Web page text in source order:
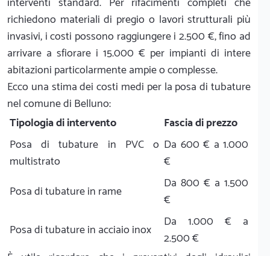
richiedono materiali di pregio o lavori strutturali più
invasivi, i costi possono raggiungere i 2.500 €, fino ad
arrivare a sfiorare i 15.000 € per impianti di intere
abitazioni particolarmente ampie o complesse.
Ecco una stima dei costi medi per la posa di tubature
nel comune di Belluno:
Tipologia di intervento
Fascia di prezzo
Posa di tubature in PVC o
multistrato
Da 600 € a 1.000
€
Posa di tubature in rame
Da 800 € a 1.500
€
Posa di tubature in acciaio inox
Da 1.000 € a
2.500 €